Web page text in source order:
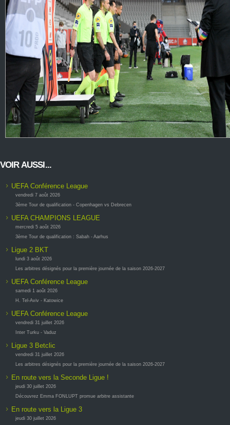
VOIR AUSSI...
UEFA Conférence League
vendredi 7 août 2026
3ème Tour de qualification - Copenhagen vs Debrecen
UEFA CHAMPIONS LEAGUE
mercredi 5 août 2026
3ème Tour de qualification : Sabah - Aarhus
Ligue 2 BKT
lundi 3 août 2026
Les arbitres désignés pour la première journée de la saison 2026-2027
UEFA Conférence League
samedi 1 août 2026
H. Tel-Aviv - Katowice
UEFA Conférence League
vendredi 31 juillet 2026
Inter Turku - Vaduz
Ligue 3 Betclic
vendredi 31 juillet 2026
Les arbitres désignés pour la première journée de la saison 2026-2027
En route vers la Seconde Ligue !
jeudi 30 juillet 2026
Découvrez Emma FONLUPT promue arbitre assistante
En route vers la Ligue 3
jeudi 30 juillet 2026